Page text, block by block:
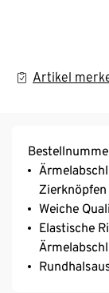
Artikel
Zierknöpfen
Weiche
Elastische